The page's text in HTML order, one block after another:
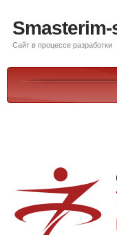
Сайт в процессе разработки